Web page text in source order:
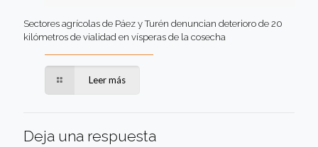
Sectores agrícolas de Páez y Turén denuncian deterioro de 20
kilómetros de vialidad en vísperas de la cosecha
Leer más
Deja una respuesta